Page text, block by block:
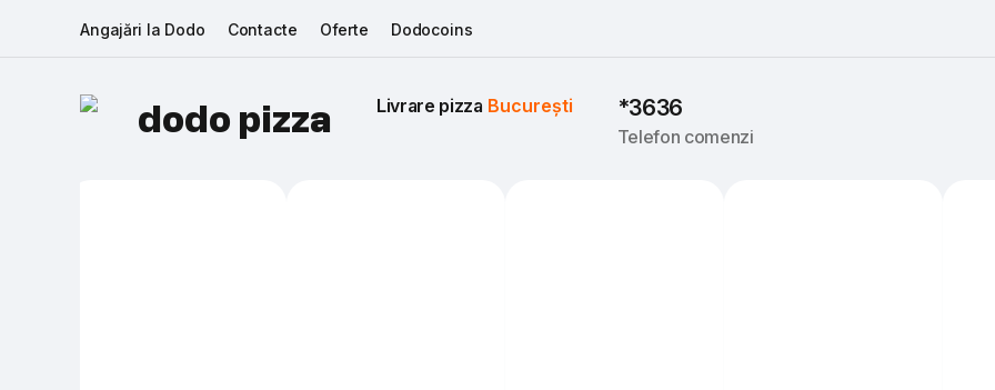
Angajări la Dodo Contacte Oferte Dodocoins
dodo pizza Livrare pizza București *3636
Telefon comenzi